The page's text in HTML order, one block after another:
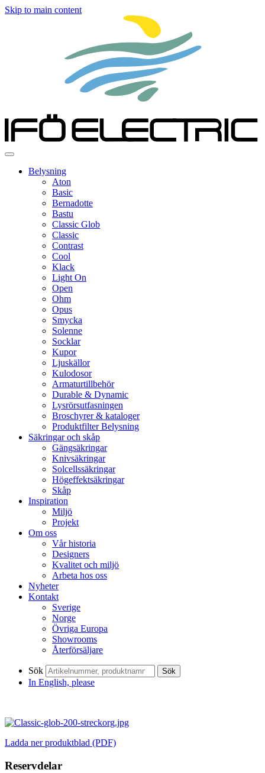
Skip to main content
Belysning
Aton
Basic
Bernadotte
Bastu
Classic Glob
Classic
Contrast
Cool
Klack
Light On
Open
Ohm
Opus
Smycka
Solenne
Socklar
Kupor
Ljuskällor
Kulodosor
Armaturtillbehör
Durable & Dynamic
Lysrörsutfasningen
Broschyrer & kataloger
Produktfilter Belysning
Säkringar och skåp
Gängsäkringar
Knivsäkringar
Solcellssäkringar
Högeffektsäkringar
Skåp
Inspiration
Miljö
Projekt
Om oss
Vår historia
Designers
Kvalitet och miljö
Arbeta hos oss
Nyheter
Kontakt
Sverige
Norge
Övriga Europa
Showrooms
Återförsäljare
Sök Sök
In English, please
Ladda ner produktblad (PDF)
Reservdelar